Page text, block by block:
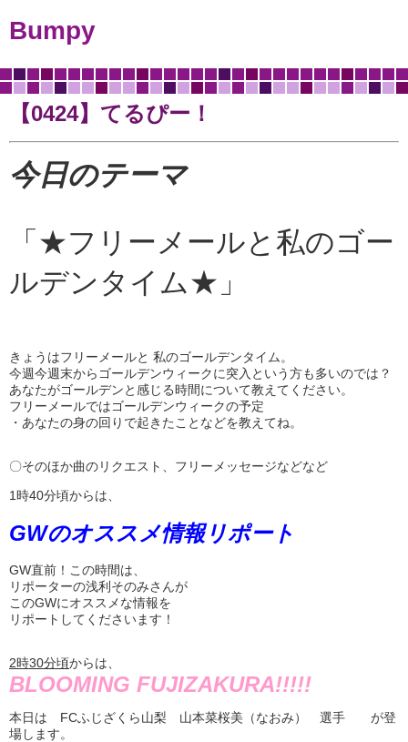
Bumpy
【0424】てるぴー！
今日のテーマ
「★フリーメールと私のゴー
ルデンタイム★ 」
きょうはフリーメールと 私のゴールデンタイム。
今週今週末からゴールデンウィークに突入という方も多いのでは？
あなたがゴールデンと感じる時間について教えてください。
フリーメールではゴールデンウィークの予定
・あなたの身の回りで起きたことなどを教えてね。
〇そのほか曲のリクエスト、フリーメッセージなどなど
1時40分頃からは、
GWのオススメ情報リポート
GW直前！この時間は、
リポーターの浅利そのみさんが
このGWにオススメな情報を
リポートしてくださいます！
2時30分頃からは、
BLOOMING FUJIZAKURA!!!!!
本日は FCふじざくら山梨 山本菜桜美（なおみ） 選手 が登
場します。